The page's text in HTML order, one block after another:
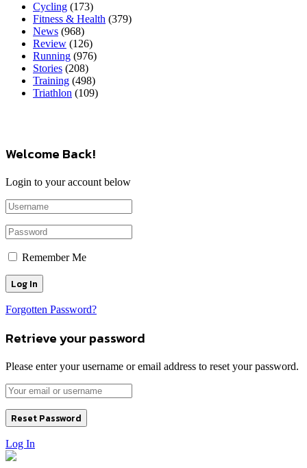
Cycling (173)
Fitness & Health (379)
News (968)
Review (126)
Running (976)
Stories (208)
Training (498)
Triathlon (109)
Welcome Back!
Login to your account below
Remember Me
Forgotten Password?
Retrieve your password
Please enter your username or email address to reset your password.
Log In